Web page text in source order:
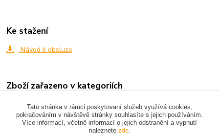
Ke stažení
Návod k obsluze
Zboží zařazeno v kategoriích
BOURACÍ A VRTACÍ KLADIVA
Tato stránka v rámci poskytovaní služeb využívá cookies,
pokračováním v návštěvě stránky souhlasíte s jejich používáním.
Více informací, včetně informací o jejich odstranění a vypnutí
naleznete zde.